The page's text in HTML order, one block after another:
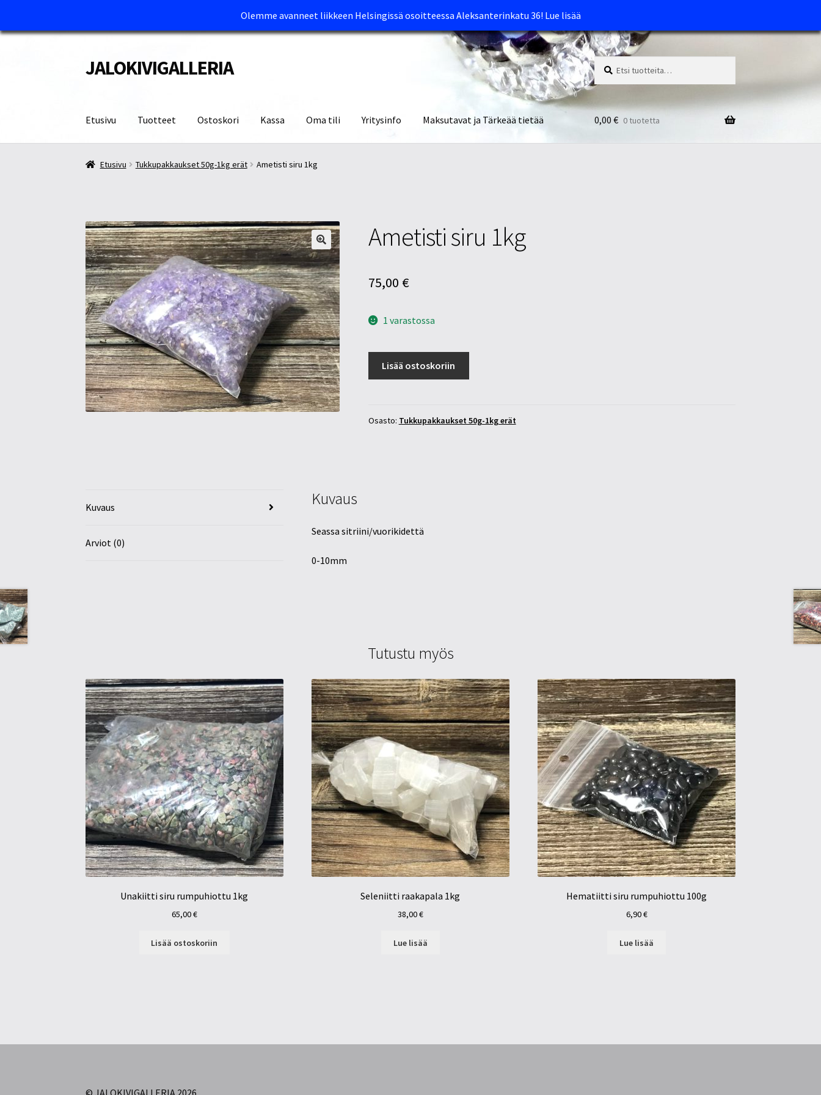
Olemme avanneet liikkeen Helsingissä osoitteessa Aleksanterinkatu 36! Lue lisää
Siirry
navigointiin
Siirry
sisältöön
JALOKIVIGALLERIA Etsi:
Haku
Etusivu Tuotteet Ostoskori Kassa Oma tili Yritysinfo Maksutavat ja Tärkeää tietää
Etusivu Kassa Maksutavat ja Tärkeää tietää MyymälätOma tili
0,00 € 0 tuotetta
Etusivu Tukkupakkaukset 50g-1kg erät Ametisti siru 1kg
Ametisti siru 1kg
75,00 €
1 varastossa
Lisää ostoskoriin
Osasto: Tukkupakkaukset 50g-1kg erät
Kuvaus
Arviot (0)
Kuvaus
Seassa sitriini/vuorikidettä
0-10mm
Tutustu myös
Unakiitti siru rumpuhiottu 1kg
65,00€
Lisää ostoskoriin
Seleniitti raakapala 1kg
38,00€
Lue lisää
Hematiitti siru rumpuhiottu 100g
6,90€
Lue lisää